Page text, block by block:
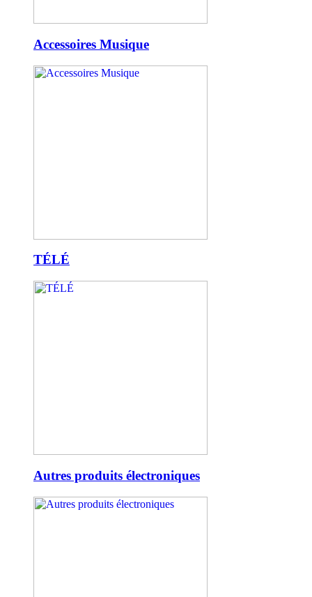
Accessoires Musique
TÉLÉ
Autres produits électroniques